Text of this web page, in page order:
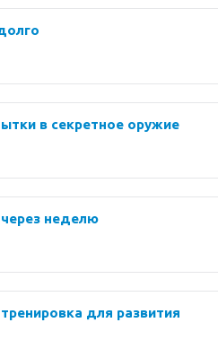
в секретное оружие
через неделю
для развития